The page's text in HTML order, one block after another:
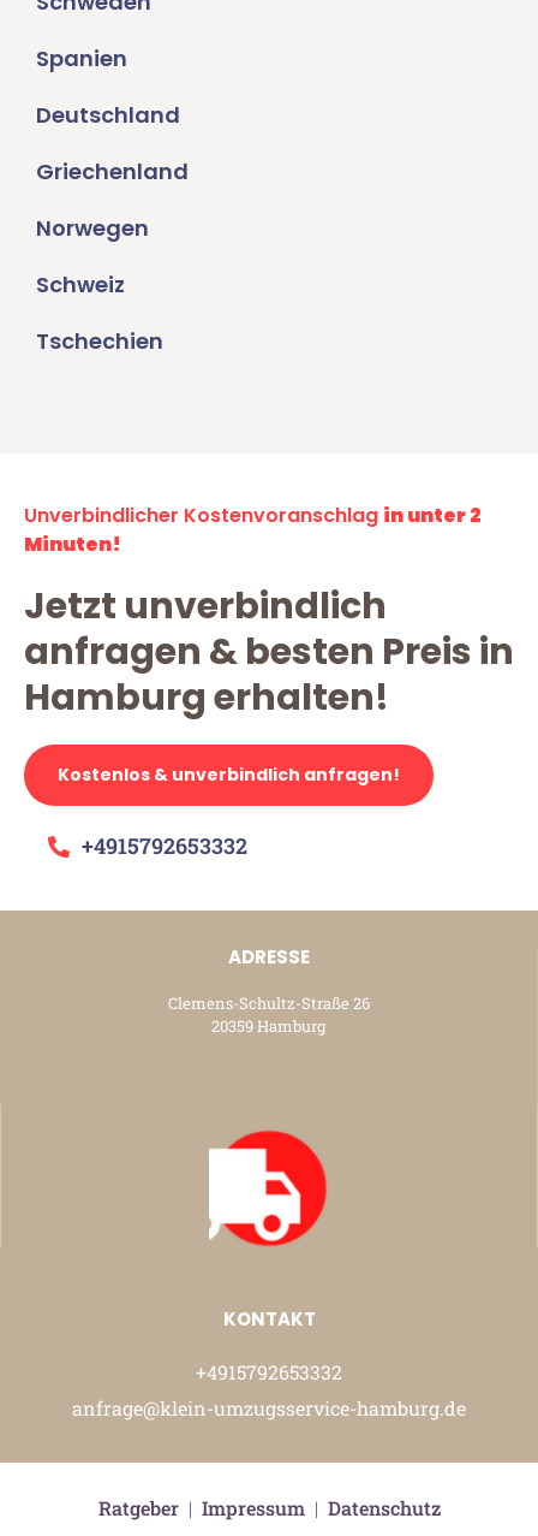
Spanien
Deutschland
Griechenland
Norwegen
Schweiz
Tschechien
Unverbindlicher Kostenvoranschlag in unter 2
Minuten!
Jetzt unverbindlich
anfragen & besten Preis in
Hamburg erhalten!
Kostenlos & unverbindlich anfragen!
+4915792653332
ADRESSE
Clemens-Schultz-Straße 26
20359 Hamburg
KONTAKT
+4915792653332
anfrage@klein-umzugsservice-hamburg.de
Ratgeber| Impressum| Datenschutz